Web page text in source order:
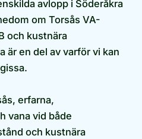
avlopp i Söderåkra
om Torsås VA-
och kustnära
är en del av varför vi kan
erfarna,
vana vid både
och kustnära